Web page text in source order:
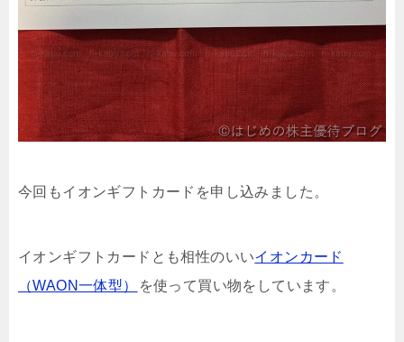
今回もイオンギフトカードを申し込みました。
イオンギフトカードとも相性のいいイオンカード
（WAON一体型）
を使って買い物をしています。